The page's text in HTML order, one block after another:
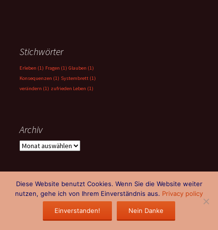
Stichwörter
Erleben (1) Fragen (1) Glauben (1)
Konsequenzen (1) Systembrett (1)
verändern (1) zufrieden Leben (1)
Archiv
Archiv
Impressum, Kontakt, Haftung, Rechte, Datenschutz
Mit Stolz
präsentiert von WordPress
Diese Website benutzt Cookies. Wenn Sie die Website weiter
nutzen, gehe ich von Ihrem Einverständnis aus. Privacy policy
Einverstanden! Nein Danke